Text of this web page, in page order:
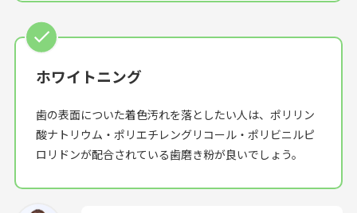
ホワイトニング
歯の表面についた着色汚れを落としたい人は、ポリリン
酸ナトリウム・ポリエチレングリコール・ポリビニルピ
ロリドンが配合されている歯磨き粉が良いでしょう。